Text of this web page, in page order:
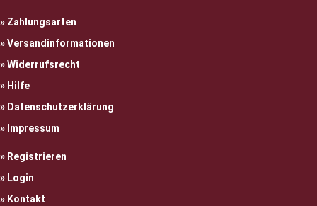
Zahlungsarten
Versandinformationen
Widerrufsrecht
Hilfe
Datenschutzerklärung
Impressum
Registrieren
Login
Kontakt